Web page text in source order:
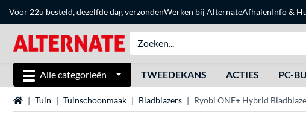
Voor 22u besteld, dezelfde dag verzondenWerken bij AlternateAfhalenInfo &
Alle categorieën TWEEDEKANS ACTIES PC-
HomeTuin Tuinschoonmaak Bladblazers Ryobi ONE+ Hybrid